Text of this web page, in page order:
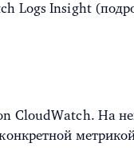
Logs Insight
CloudWatch. На